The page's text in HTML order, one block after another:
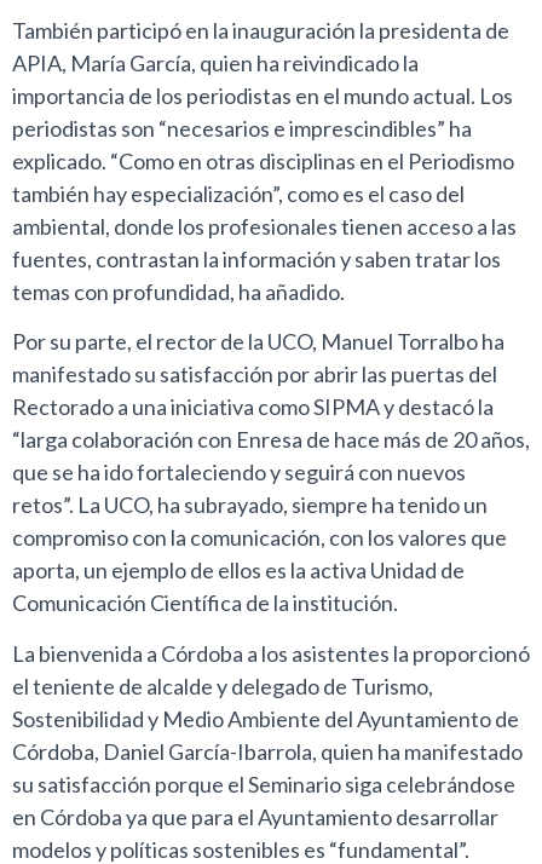
También participó en la inauguración la presidenta de
APIA, María García, quien ha reivindicado la
importancia de los periodistas en el mundo actual. Los
periodistas son “necesarios e imprescindibles” ha
explicado. “Como en otras disciplinas en el Periodismo
también hay especialización”, como es el caso del
ambiental, donde los profesionales tienen acceso a las
fuentes, contrastan la información y saben tratar los
temas con profundidad, ha añadido.
Por su parte, el rector de la UCO, Manuel Torralbo ha
manifestado su satisfacción por abrir las puertas del
Rectorado a una iniciativa como SIPMA y destacó la
“larga colaboración con Enresa de hace más de 20 años,
que se ha ido fortaleciendo y seguirá con nuevos
retos”. La UCO, ha subrayado, siempre ha tenido un
compromiso con la comunicación, con los valores que
aporta, un ejemplo de ellos es la activa Unidad de
Comunicación Científica de la institución.
La bienvenida a Córdoba a los asistentes la proporcionó
el teniente de alcalde y delegado de Turismo,
Sostenibilidad y Medio Ambiente del Ayuntamiento de
Córdoba, Daniel García-Ibarrola, quien ha manifestado
su satisfacción porque el Seminario siga celebrándose
en Córdoba ya que para el Ayuntamiento desarrollar
modelos y políticas sostenibles es “fundamental”.